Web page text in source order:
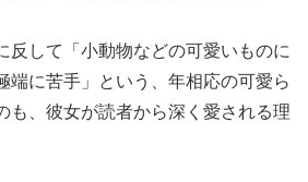
反して「小動物などの可愛いものに
端に苦手」という、年相応の可愛ら
も、彼女が読者から深く愛される理